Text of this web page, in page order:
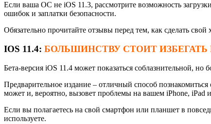
Если ваша ОС не iOS 11.3, рассмотрите возможность
ошибок и заплатки безопасности.
Обязательно прочитайте отзывы перед тем, как сделать свой
IOS 11.4: БОЛЬШИНСТВУ СТОИТ ИЗБЕГАТЬ
Бета-версия iOS 11.4 может показаться соблазнительной,
Предварительное издание – отличный способ
может и, вероятно, вызовет проблемы на вашем iPhone, iPad
Если вы полагаетесь на свой смартфон или планшет в
используете.